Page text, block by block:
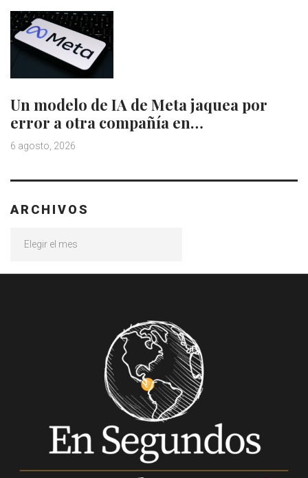
Un modelo de IA de Meta jaquea por
error a otra compañía en…
6 agosto, 2026
ARCHIVOS